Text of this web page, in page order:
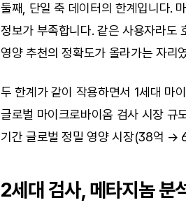
둘째, 단일 축 데이터의 한계입니다.
정보가 부족합니다. 같은 사용자라도
영양 추천의 정확도가 올라가는 자리
두 한계가 같이 작용하면서 1세대 마
글로벌 마이크로바이옴 검사 시장
기간 글로벌 정밀 영양 시장(38억 →
2세대 검사, 메타지놈 분